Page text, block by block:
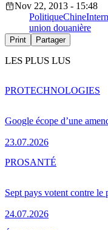
Nov 22, 2013 - 15:48
PolitiqueChine
union douanière
Print Partager
LES PLUS LUS
Google écope d’une
23.07.2026
PROTECHNOLOGIES
Sept pays votent contre le
24.07.2026
PROSANTÉ